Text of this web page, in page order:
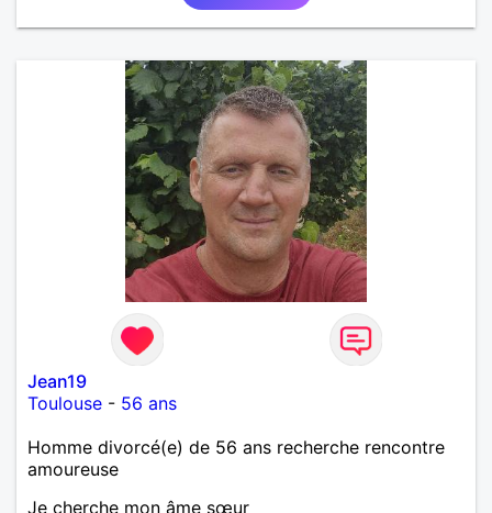
Jean19
Toulouse - 56 ans
Homme divorcé(e) de 56 ans recherche rencontre
amoureuse
Je cherche mon âme sœur